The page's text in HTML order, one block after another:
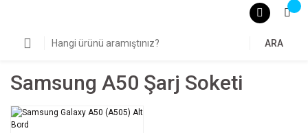
ARA
Samsung A50 Şarj Soketi